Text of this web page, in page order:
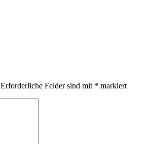
Erforderliche Felder sind mit * markiert